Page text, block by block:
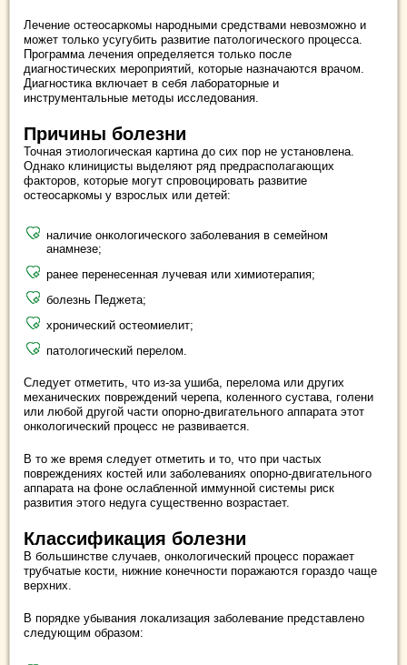
Лечение остеосаркомы народными средствами невозможно и
может только усугубить развитие патологического процесса.
Программа лечения определяется только после
диагностических мероприятий, которые назначаются врачом.
Диагностика включает в себя лабораторные и
инструментальные методы исследования.
Причины болезни
Точная этиологическая картина до сих пор не установлена.
Однако клиницисты выделяют ряд предрасполагающих
факторов, которые могут спровоцировать развитие
остеосаркомы у взрослых или детей:
наличие онкологического заболевания в семейном
анамнезе;
ранее перенесенная лучевая или химиотерапия;
болезнь Педжета;
хронический остеомиелит;
патологический перелом.
Следует отметить, что из-за ушиба, перелома или других
механических повреждений черепа, коленного сустава, голени
или любой другой части опорно-двигательного аппарата этот
онкологический процесс не развивается.
В то же время следует отметить и то, что при частых
повреждениях костей или заболеваниях опорно-двигательного
аппарата на фоне ослабленной иммунной системы риск
развития этого недуга существенно возрастает.
Классификация болезни
В большинстве случаев, онкологический процесс поражает
трубчатые кости, нижние конечности поражаются гораздо чаще
верхних.
В порядке убывания локализация заболевание представлено
следующим образом: